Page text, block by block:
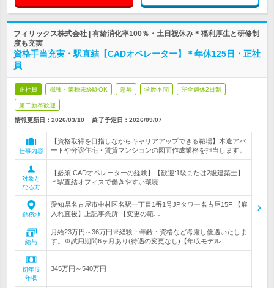
フィリックス株式会社 | 有給消化率100％・土日祝休み＊福利厚生と研修制
度も充実
資格手当充実・駅直結【CADオペレーター】＊年休125日・正社
員
正社員 職種・業種未経験OK 急募 学歴不問 完全週休2日制
第二新卒歓迎
情報更新日：2026/03/10 終了予定日： 2026/09/07
仕事内容
【資格取得を目指しながらキャリアアップできる職場】木造アパ
ートや分譲住宅・賃貸マンションの図面作成業務を担当します。
対象と
なる方
【必須:CADオペレーターの経験】【歓迎:1級または2級建築士】
＊駅直結オフィスで働きやすい環境
勤務地
愛知県名古屋市中村区名駅一丁目1番1号JPタワー名古屋15F 【雇
入れ直後】上記事業所 【変更の範…
給与
月給23万円～36万円※経験・年齢・資格など考慮し優遇いたしま
す。※試用期間6ヶ月あり(待遇の変更なし)【年収モデル…
初年度
年収
345万円～540万円